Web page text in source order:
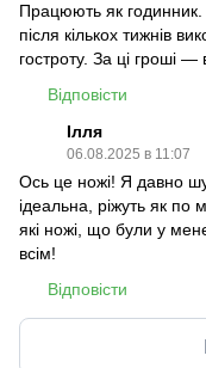
Працюють як
після кількох тижнів
гостроту. За ці гроші —
Відповісти
Ілля
06.08.2025 в 11:07
Ось це ножі! Я давно
ідеальна, ріжуть як по
які ножі, що були у
всім!
Відповісти